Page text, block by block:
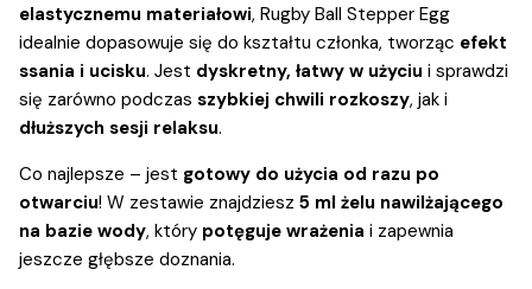
elastycznemu materiałowi, Rugby Ball Stepper Egg
idealnie dopasowuje się do kształtu członka, tworząc efekt
ssania i ucisku. Jest dyskretny, łatwy w użyciu i sprawdzi
się zarówno podczas szybkiej chwili rozkoszy, jak i
dłuższych sesji relaksu.
Co najlepsze – jest gotowy do użycia od razu po
otwarciu! W zestawie znajdziesz 5 ml żelu nawilżającego
na bazie wody, który potęguje wrażenia i zapewnia
jeszcze głębsze doznania.